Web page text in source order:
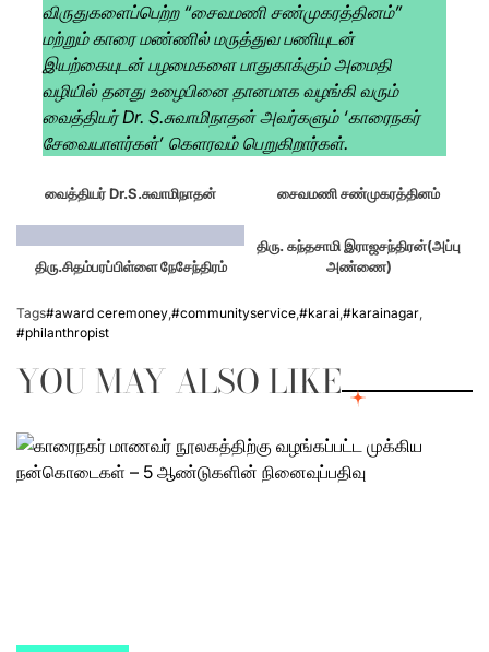
விருதுகளைப்பெற்ற “சைவமணி சண்முகரத்தினம்”
மற்றும் காரை மண்ணில் மருத்துவ பணியுடன்
இயற்கையுடன் பழமைகளை பாதுகாக்கும் அமைதி
வழியில் தனது உழைபினை தானமாக வழங்கி வரும்
வைத்தியர் Dr. S.சுவாமிநாதன் அவர்களும் ‘காரைநகர்
சேவையாளர்கள்’ கெளரவம் பெறுகிறார்கள்.
வைத்தியர் Dr.S.சுவாமிநாதன் சைவமணி சண்முகரத்தினம்
திரு.சிதம்பரப்பிள்ளை நேசேந்திரம்
திரு. கந்தசாமி இராஜசந்திரன்(அப்பு
அண்ணை)
Tags#award ceremoney,#communityservice,#karai,#karainagar,
#philanthropist
YOU MAY ALSO LIKE